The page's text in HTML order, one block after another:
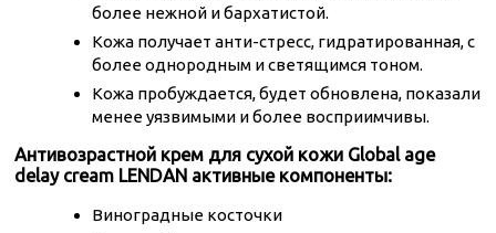
более нежной и бархатистой.
Кожа получает анти-стресс, гидратированная, с
более однородным и светящимся тоном.
Кожа пробуждается, будет обновлена, показали
менее уязвимыми и более восприимчивы.
Антивозрастной крем для сухой кожи Global age
delay cream LENDAN активные компоненты:
Виноградные косточки